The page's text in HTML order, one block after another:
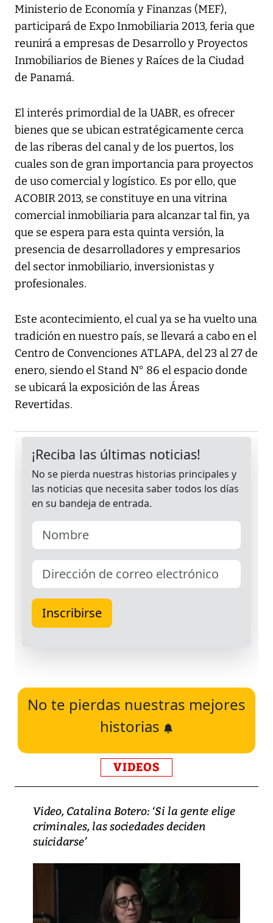
Ministerio de Economía y Finanzas (MEF),
participará de Expo Inmobiliaria 2013, feria que
reunirá a empresas de Desarrollo y Proyectos
Inmobiliarios de Bienes y Raíces de la Ciudad
de Panamá.
El interés primordial de la UABR, es ofrecer
bienes que se ubican estratégicamente cerca
de las riberas del canal y de los puertos, los
cuales son de gran importancia para proyectos
de uso comercial y logístico. Es por ello, que
ACOBIR 2013, se constituye en una vitrina
comercial inmobiliaria para alcanzar tal fin, ya
que se espera para esta quinta versión, la
presencia de desarrolladores y empresarios
del sector inmobiliario, inversionistas y
profesionales.
Este acontecimiento, el cual ya se ha vuelto una
tradición en nuestro país, se llevará a cabo en el
Centro de Convenciones ATLAPA, del 23 al 27 de
enero, siendo el Stand N° 86 el espacio donde
se ubicará la exposición de las Áreas
Revertidas.
No te pierdas nuestras mejores
historias
VIDEOS
Video, Catalina Botero: ‘Si la gente elige
criminales, las sociedades deciden
suicidarse’